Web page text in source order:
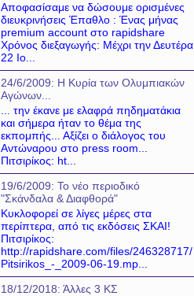
Αποφασίσαμε να δώσουμε ορισμένες
διευκρινήσεις Έπαθλο : Ένας μήνας
premium account στο rapidshare
Χρόνος διεξαγωγής: Μέχρι την Δευτέρα
22 Ιο...
24/6/2009: Η Κυρία των Ολυμπιακών
Αγώνων...
... την έκανε με ελαφρά πηδηματάκια
και σήμερα ήταν το θέμα της
εκπομπής... Αξίζει ο διάλογος του
Αντώναρου στο press room...
Πιτσιρίκος: ht...
19/6/2009: Το νέο περιοδικό
"Σκάνδαλα & Διαφθορά"
Κυκλοφορεί σε λίγες μέρες στα
περίπτερα, από τις εκδόσεις ΣΚΑΙ!
Πιτσιρίκος:
http://rapidshare.com/files/246328717/
Pitsirikos_-_2009-06-19.mp...
18/12/2018: Άλλες 3 ΚΣ